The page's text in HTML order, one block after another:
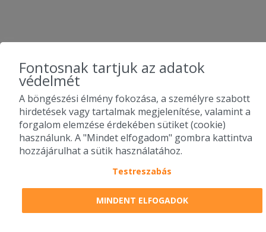
Fontosnak tartjuk az adatok
védelmét
A böngészési élmény fokozása, a személyre szabott
hirdetések vagy tartalmak megjelenítése, valamint a
forgalom elemzése érdekében sütiket (cookie)
használunk. A "Mindet elfogadom" gombra kattintva
hozzájárulhat a sütik használatához.
Testreszabás
MINDENT ELFOGADOK